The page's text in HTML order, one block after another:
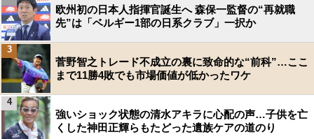
欧州初の日本人指揮官誕生へ 森保一監督の“再就職
先”は「ベルギー1部の日系クラブ」一択か
菅野智之トレード不成立の裏に致命的な“前科”…ここ
まで11勝4敗でも市場価値が低かったワケ
3
強いショック状態の清水アキラに心配の声…子供を亡
くした神田正輝らもたどった遺族ケアの道のり
4